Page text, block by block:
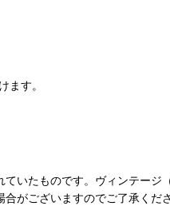
ます。
いたものです。ヴィンテー
がございますのでご了承く